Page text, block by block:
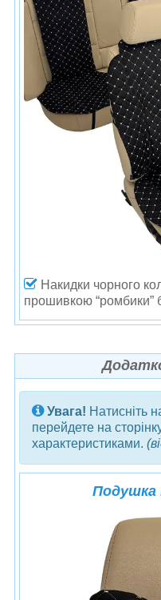
Накидки чорного
прошивкою “ромбики”
Увага! Натисніть
перейдете на
характеристиками.
Подушка